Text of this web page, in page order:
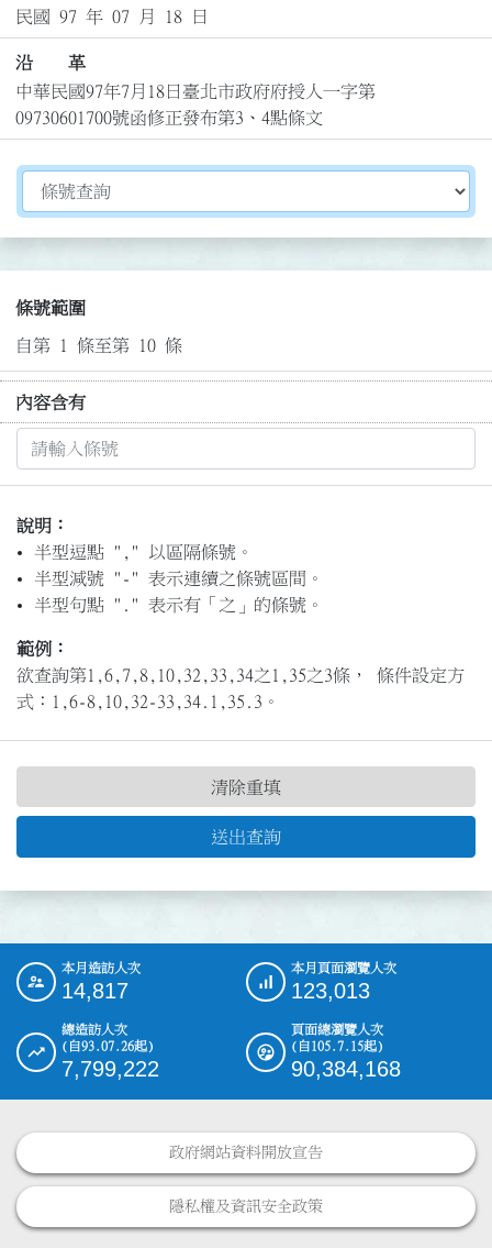
民國 97 年 07 月 18 日
沿 革
中華民國97年7月18日臺北市政府府授人一字第
09730601700號函修正發布第3、4點條文
切換選擇法規資訊內容
條號範圍
自第 1 條至第 10 條
內容含有
說明：
半型逗點 "," 以區隔條號。
半型減號 "-" 表示連續之條號區間。
半型句點 "." 表示有「之」的條號。
範例：
欲查詢第1,6,7,8,10,32,33,34之1,35之3條， 條件設定方
式：1,6-8,10,32-33,34.1,35.3。
送出查詢
清除重填
::: 本月造訪人次
14,817
本月頁面瀏覽人次
123,013
總造訪人次
(自93.07.26起)
7,799,222
頁面總瀏覽人次
(自105.7.15起)
90,384,168
政府網站資料開放宣告
隱私權及資訊安全政策